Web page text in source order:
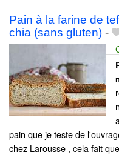
Pain à la farine de
chia (sans gluten) -
pain que je teste de
chez Larousse , cela fait